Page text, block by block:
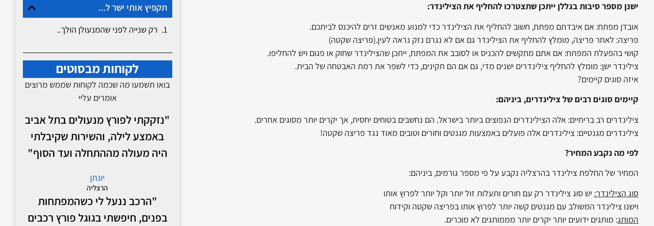
ישנן מספר סיבות בגללן ייתכן שתצטרכו להחליף את הצילינדר:
אובדן מפתח: אם איבדתם מפתח, חשוב להחליף את הצילינדר כדי למנוע מאנשים זרים להיכנס לביתכם.
פריצה: לאחר פריצה, מומלץ להחליף את הצילינדר גם אם לא נגרם נזק נראה לעין.(פריצה שקטה)
קושי בהפעלת המפתח: אם אתם מתקשים להכניס או לסובב את המפתח, ייתכן שהצילינדר שחוק או פגום ויש להחליפו.
צילינדר ישן: מומלץ להחליף צילינדרים ישנים מדי, גם אם הם תקינים, כדי לשפר את רמת האבטחה של הבית.
איזה סוגים קיימים?
קיימים סוגים רבים של צילינדרים, ביניהם:
צילינדרים רב בריחיים: אלה הצילינדרים הנפוצים ביותר בישראל. הם נחשבים בטוחים יחסית, אך יקרים יותר מסוגים אחרים.
צילינדרים מגנטיים: צילינדרים אלה פועלים באמצעות מגנטים וחורים וטובים מאוד נגד פריצה שקטה!
לפי מה נקבע המחיר?
המחיר של החלפת צילינדר בהרצליה נקבע על פי מספר גורמים, ביניהם:
סוג הצילינדר: ‏יש סוג צילינדר רק עם חורים ותעלות זול יותר וקל יותר לפרוץ אותו
‏וישנו צילינדר המשולב עם מגנטים קשה יותר לפרוץ אותו בפריצה שקטה וקידוח
המותג: מותגים ידועים יותר יקרים יותר מממותגים לא מוכרים.
תקפיץ אותי ישר ל...
רק שנייה לפני שהמנעולן הולך..
לקוחות מבסוטים
בואו תשמעו מה שכמה לקוחות שממש מרוצים
אומרים עליי
"נזקקתי לפורץ מנעולים בתל אביב
באמצע לילה, והשירות שקיבלתי
היה מעולה מההתחלה ועד הסוף"
יונתן
הרצליה
"הרכב ננעל לי כשהמפתחות
בפנים, חיפשתי בגוגל פורץ רכבים